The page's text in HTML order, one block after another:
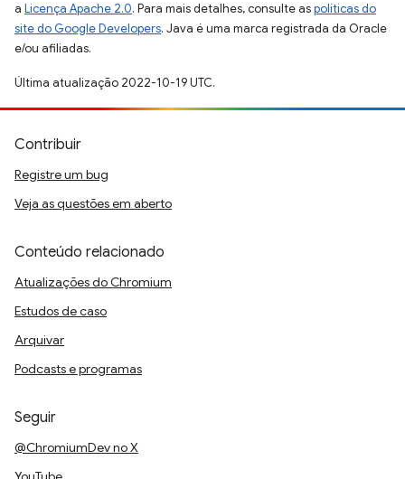
a Licença Apache 2.0. Para mais detalhes, consulte aspolíticas do
site do Google Developers. Java é uma marca registrada da Oracle
e/ou afiliadas.
Última atualização 2022-10-19 UTC.
Contribuir
Registre um bug
Veja as questões em aberto
Conteúdo relacionado
Atualizações do Chromium
Estudos de caso
Arquivar
Podcasts e programas
Seguir
@ChromiumDev no X